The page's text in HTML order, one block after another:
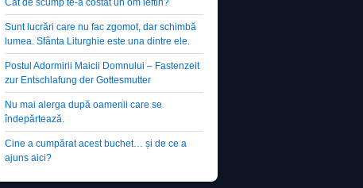
Sunt lucrări care nu fac zgomot, dar schimbă
lumea. Sfânta Liturghie este una dintre ele.
Postul Adormirii Maicii Domnului – Fastenzeit
zur Entschlafung der Gottesmutter
Nu mai alerga după oamenii care se
îndepărtează.
Cine a cumpărat acest buchet… și de ce a
ajuns aici?